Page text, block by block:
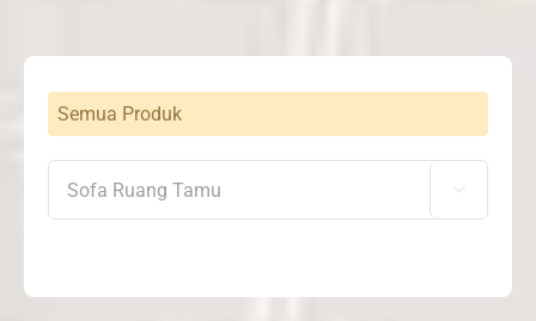
Semua Produk
